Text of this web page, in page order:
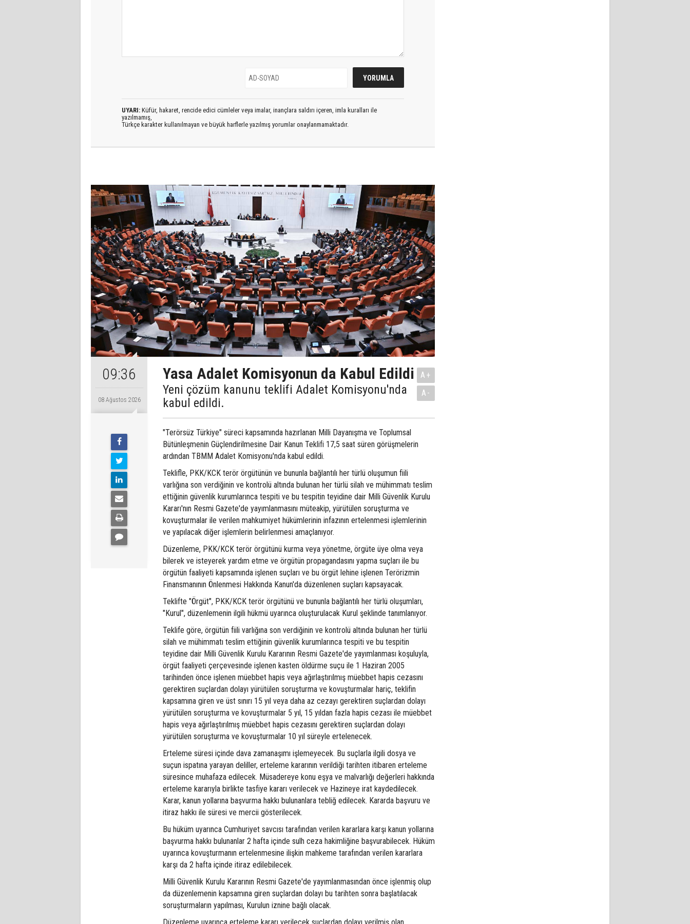
UYARI: Küfür, hakaret, rencide edici cümleler veya imalar, inançlara saldırı içeren, imla kuralları ile
yazılmamış,
Türkçe karakter kullanılmayan ve büyük harflerle yazılmış yorumlar onaylanmamaktadır.
09:36
08 Ağustos 2026
Yasa Adalet Komisyonun da Kabul Edildi
Yeni çözüm kanunu teklifi Adalet Komisyonu'nda
kabul edildi.
A+
A-
"Terörsüz Türkiye" süreci kapsamında hazırlanan Milli Dayanışma ve Toplumsal
Bütünleşmenin Güçlendirilmesine Dair Kanun Teklifi 17,5 saat süren görüşmelerin
ardından TBMM Adalet Komisyonu'nda kabul edildi.
Teklifle, PKK/KCK terör örgütünün ve bununla bağlantılı her türlü oluşumun fiili
varlığına son verdiğinin ve kontrolü altında bulunan her türlü silah ve mühimmatı teslim
ettiğinin güvenlik kurumlarınca tespiti ve bu tespitin teyidine dair Milli Güvenlik Kurulu
Kararı'nın Resmi Gazete'de yayımlanmasını müteakip, yürütülen soruşturma ve
kovuşturmalar ile verilen mahkumiyet hükümlerinin infazının ertelenmesi işlemlerinin
ve yapılacak diğer işlemlerin belirlenmesi amaçlanıyor.
Düzenleme, PKK/KCK terör örgütünü kurma veya yönetme, örgüte üye olma veya
bilerek ve isteyerek yardım etme ve örgütün propagandasını yapma suçları ile bu
örgütün faaliyeti kapsamında işlenen suçları ve bu örgüt lehine işlenen Terörizmin
Finansmanının Önlenmesi Hakkında Kanun'da düzenlenen suçları kapsayacak.
Teklifte "Örgüt", PKK/KCK terör örgütünü ve bununla bağlantılı her türlü oluşumları,
"Kurul", düzenlemenin ilgili hükmü uyarınca oluşturulacak Kurul şeklinde tanımlanıyor.
Teklife göre, örgütün fiili varlığına son verdiğinin ve kontrolü altında bulunan her türlü
silah ve mühimmatı teslim ettiğinin güvenlik kurumlarınca tespiti ve bu tespitin
teyidine dair Milli Güvenlik Kurulu Kararının Resmi Gazete'de yayımlanması koşuluyla,
örgüt faaliyeti çerçevesinde işlenen kasten öldürme suçu ile 1 Haziran 2005
tarihinden önce işlenen müebbet hapis veya ağırlaştırılmış müebbet hapis cezasını
gerektiren suçlardan dolayı yürütülen soruşturma ve kovuşturmalar hariç, teklifin
kapsamına giren ve üst sınırı 15 yıl veya daha az cezayı gerektiren suçlardan dolayı
yürütülen soruşturma ve kovuşturmalar 5 yıl, 15 yıldan fazla hapis cezası ile müebbet
hapis veya ağırlaştırılmış müebbet hapis cezasını gerektiren suçlardan dolayı
yürütülen soruşturma ve kovuşturmalar 10 yıl süreyle ertelenecek.
Erteleme süresi içinde dava zamanaşımı işlemeyecek. Bu suçlarla ilgili dosya ve
suçun ispatına yarayan deliller, erteleme kararının verildiği tarihten itibaren erteleme
süresince muhafaza edilecek. Müsadereye konu eşya ve malvarlığı değerleri hakkında
erteleme kararıyla birlikte tasfiye kararı verilecek ve Hazineye irat kaydedilecek.
Karar, kanun yollarına başvurma hakkı bulunanlara tebliğ edilecek. Kararda başvuru ve
itiraz hakkı ile süresi ve mercii gösterilecek.
Bu hüküm uyarınca Cumhuriyet savcısı tarafından verilen kararlara karşı kanun yollarına
başvurma hakkı bulunanlar 2 hafta içinde sulh ceza hakimliğine başvurabilecek. Hüküm
uyarınca kovuşturmanın ertelenmesine ilişkin mahkeme tarafından verilen kararlara
karşı da 2 hafta içinde itiraz edilebilecek.
Milli Güvenlik Kurulu Kararının Resmi Gazete'de yayımlanmasından önce işlenmiş olup
da düzenlemenin kapsamına giren suçlardan dolayı bu tarihten sonra başlatılacak
soruşturmaların yapılması, Kurulun iznine bağlı olacak.